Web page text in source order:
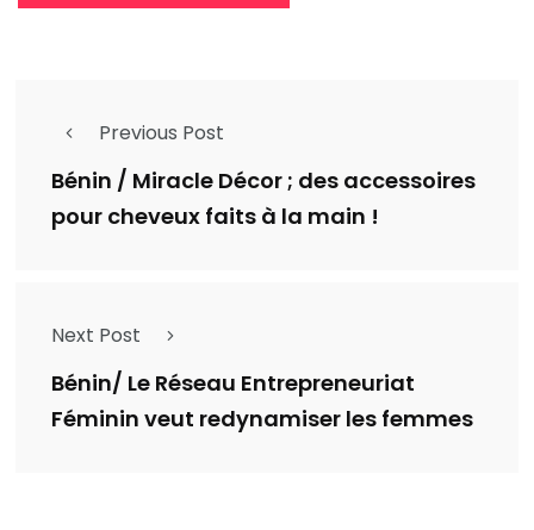
Previous Post
Bénin / Miracle Décor ; des accessoires
pour cheveux faits à la main !
Next Post
Bénin/ Le Réseau Entrepreneuriat
Féminin veut redynamiser les femmes